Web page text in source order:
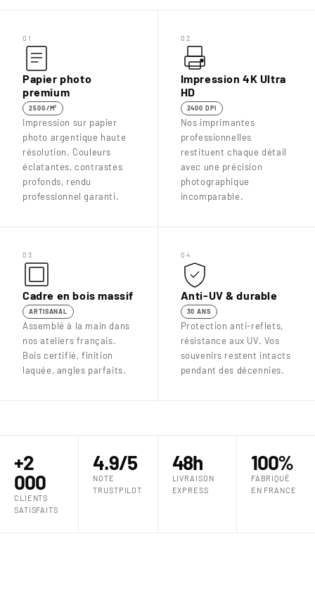
01
Papier photo
premium
250G/M²
Impression sur papier
photo argentique haute
résolution. Couleurs
éclatantes, contrastes
profonds, rendu
professionnel garanti.
02
Impression 4K Ultra
HD
2400 DPI
Nos imprimantes
professionnelles
restituent chaque détail
avec une précision
photographique
incomparable.
03
Cadre en bois massif
ARTISANAL
Assemblé à la main dans
nos ateliers français.
Bois certifié, finition
laquée, angles parfaits.
04
Anti-UV & durable
30 ANS
Protection anti-reflets,
résistance aux UV. Vos
souvenirs restent intacts
pendant des décennies.
+2
000
CLIENTS
SATISFAITS
4.9/5
NOTE
TRUSTPILOT
48h
LIVRAISON
EXPRESS
100%
FABRIQUÉ
EN FRANCE